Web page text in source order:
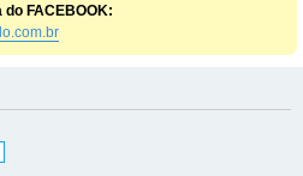
FACEBOOK: